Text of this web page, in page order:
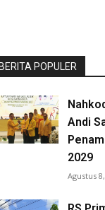
POPULER
Andi
2029
Agustus